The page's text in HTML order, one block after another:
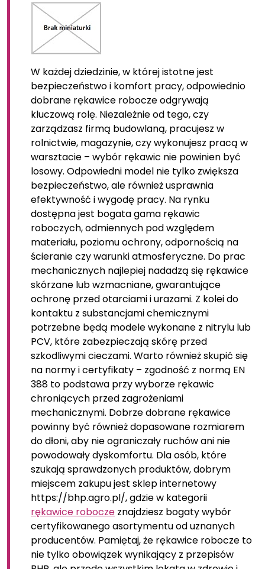
W każdej dziedzinie, w której istotne jest
bezpieczeństwo i komfort pracy, odpowiednio
dobrane rękawice robocze odgrywają
kluczową rolę. Niezależnie od tego, czy
zarządzasz firmą budowlaną, pracujesz w
rolnictwie, magazynie, czy wykonujesz pracą w
warsztacie – wybór rękawic nie powinien być
losowy. Odpowiedni model nie tylko zwiększa
bezpieczeństwo, ale również usprawnia
efektywność i wygodę pracy. Na rynku
dostępna jest bogata gama rękawic
roboczych, odmiennych pod względem
materiału, poziomu ochrony, odpornością na
ścieranie czy warunki atmosferyczne. Do prac
mechanicznych najlepiej nadadzą się rękawice
skórzane lub wzmacniane, gwarantujące
ochronę przed otarciami i urazami. Z kolei do
kontaktu z substancjami chemicznymi
potrzebne będą modele wykonane z nitrylu lub
PCV, które zabezpieczają skórę przed
szkodliwymi cieczami. Warto również skupić się
na normy i certyfikaty – zgodność z normą EN
388 to podstawa przy wyborze rękawic
chroniących przed zagrożeniami
mechanicznymi. Dobrze dobrane rękawice
powinny być również dopasowane rozmiarem
do dłoni, aby nie ograniczały ruchów ani nie
powodowały dyskomfortu. Dla osób, które
szukają sprawdzonych produktów, dobrym
miejscem zakupu jest sklep internetowy
https://bhp.agro.pl/, gdzie w kategorii
rękawice robocze znajdziesz bogaty wybór
certyfikowanego asortymentu od uznanych
producentów. Pamiętaj, że rękawice robocze to
nie tylko obowiązek wynikający z przepisów